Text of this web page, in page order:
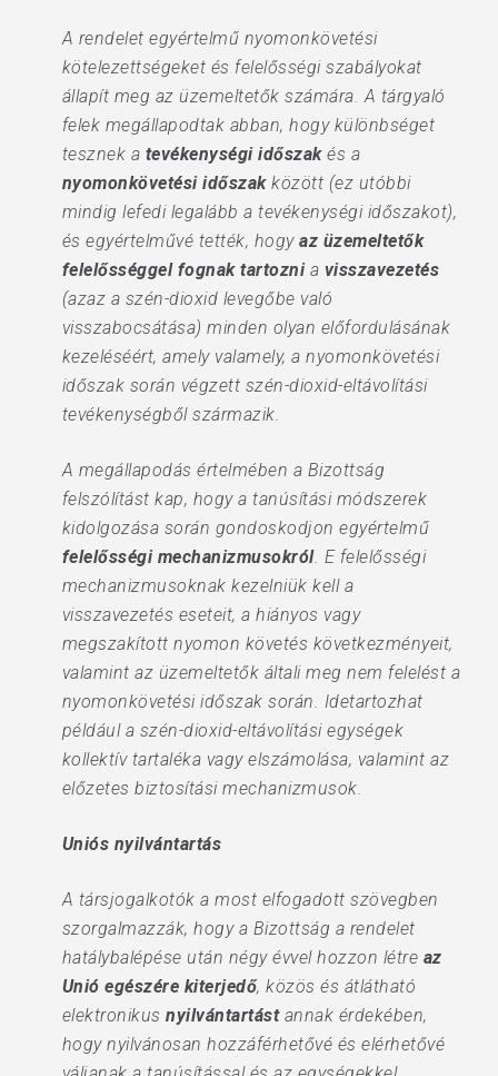
A rendelet egyértelmű nyomonkövetési
kötelezettségeket és felelősségi szabályokat
állapít meg az üzemeltetők számára. A tárgyaló
felek megállapodtak abban, hogy különbséget
tesznek a tevékenységi időszakés a
nyomonkövetési időszakközött (ez utóbbi
mindig lefedi legalább a tevékenységi időszakot),
és egyértelművé tették, hogyaz üzemeltetők
felelősséggel fognak tartoznia visszavezetés
(azaz a szén-dioxid levegőbe való
visszabocsátása) minden olyan előfordulásának
kezeléséért, amely valamely, a nyomonkövetési
időszak során végzett szén-dioxid-eltávolítási
tevékenységből származik.
A megállapodás értelmében a Bizottság
felszólítást kap, hogy a tanúsítási módszerek
kidolgozása során gondoskodjon egyértelmű
felelősségi mechanizmusokról. E felelősségi
mechanizmusoknak kezelniük kell a
visszavezetés eseteit, a hiányos vagy
megszakított nyomon követés következményeit,
valamint az üzemeltetők általi meg nem felelést a
nyomonkövetési időszak során. Idetartozhat
például a szén-dioxid-eltávolítási egységek
kollektív tartaléka vagy elszámolása, valamint az
előzetes biztosítási mechanizmusok.
Uniós nyilvántartás
A társjogalkotók a most elfogadott szövegben
szorgalmazzák, hogy a Bizottság a rendelet
hatálybalépése után négy évvel hozzon létre az
Unió egészére kiterjedő, közös és átlátható
elektronikusnyilvántartástannak érdekében,
hogy nyilvánosan hozzáférhetővé és elérhetővé